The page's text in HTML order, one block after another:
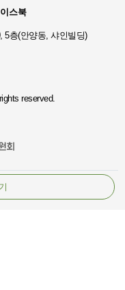
스북
5층(안양동, 샤인빌딩)
reserved.